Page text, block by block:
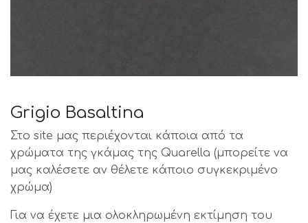
Grigio Basaltina
Στο site μας περιέχονται κάποια από τα
χρώματα της γκάμας της Quarella (μπορείτε να
μας καλέσετε αν θέλετε κάποιο συγκεκριμένο
χρώμα)
Για να έχετε μια ολοκληρωμένη εκτίμηση του